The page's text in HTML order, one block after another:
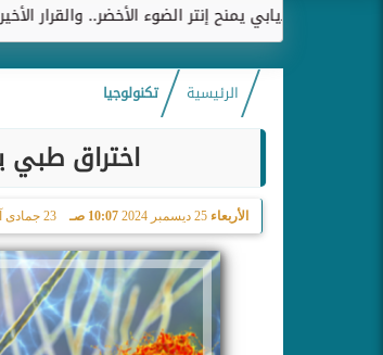
ديابي يمنح إنتر الضوء الأخضر.. والقرار الأخير بيد
الرئيسية تكنولوجيا
اختراق طبي
الأربعاء 25 ديسمبر 2024 10:07 صـ 23 جمادى آخر 1446